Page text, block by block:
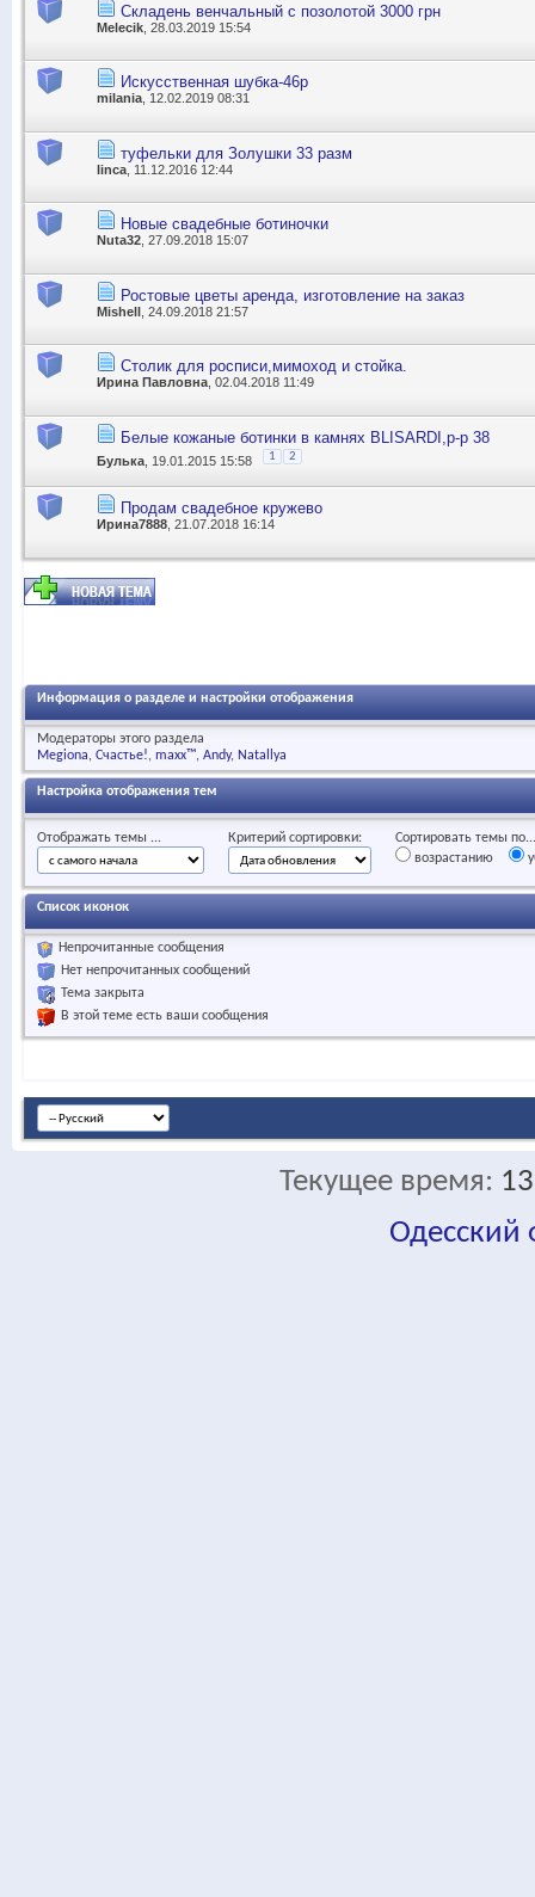
Складень венчальный с позолотой 3000 грн
Melecik , 28.03.2019 15:54
Искусственная шубка-46р
milania , 12.02.2019 08:31
туфельки для Золушки 33 разм
linca , 11.12.2016 12:44
Новые свадебные ботиночки
Nuta32 , 27.09.2018 15:07
Ростовые цветы аренда, изготовление на заказ
Mishell , 24.09.2018 21:57
Столик для росписи,мимоход и стойка.
Ирина Павловна , 02.04.2018 11:49
Белые кожаные ботинки в камнях BLISARDI,р-р 38
Булька , 19.01.2015 15:58 1 2
Продам свадебное кружево
Ирина7888 , 21.07.2018 16:14
Информация о разделе и настройки отображения
Модераторы этого раздела
Megiona Счастье! maxx™ Andy Natallya
Настройка отображения тем
Отображать темы ... Критерий сортировки:
Сортировать темы по...
возрастанию
Список иконок
Непрочитанные сообщения
Нет непрочитанных сообщений
Тема закрыта
В этой теме есть ваши сообщения
Текущее время:
Одесский